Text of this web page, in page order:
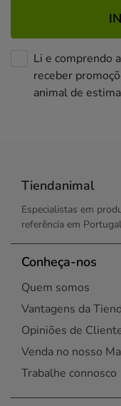
Li e comprendo a
receber
animal de
Tiendanimal
Especialistas em
referência em
Conheça-nos
Quem somos
Vantagens da
Opiniões de
Venda no nosso
Trabalhe connosco